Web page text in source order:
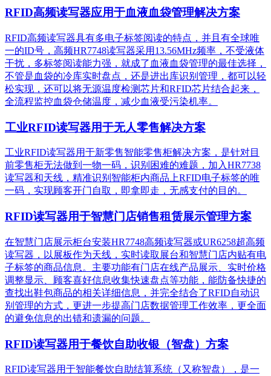
RFID高频读写器应用于血液血袋管理解决方案
RFID高频读写器具有多电子标签阅读的特点，并且有全球唯
一的ID号，高频HR7748读写器采用13.56MHz频率，不受液体
干扰，多标签阅读能力强，就成了血液血袋管理的最佳选择，
不管是血袋的冷库实时盘点，还是进出库识别管理，都可以轻
松实现，还可以将无源温度检测芯片和RFID芯片结合起来，
全流程监控血袋仓储温度，减少血液受污染机率。
工业RFID读写器用于无人零售解决方案
工业RFID读写器用于新零售智能零售柜解决方案，是针对目
前零售柜无法做到一物一码，识别困难的难题，加入HR7738
读写器和天线，精准识别​智能柜内商品上RFID电子标签的唯
一码，实现顾客开门自取，即拿即走，无感支付的目的。
RFID读写器用于智慧门店销售租赁展示管理方案
在智慧门店展示柜台安装HR7748高频读写器或UR6258超高频
读写器，以展板作为天线，实时读取展台和智慧门店内贴有电
子标签的商品信息。主要功能有门店在线产品展示、实时价格
调整显示、顾客喜好信息收集快速盘点等功能，能防备快捷的
查找出鞋包商品的相关详细信息，并完全结合了RFID自动识
别管理的方式，更进一步提高门店数据管理工作效率，更全面
的避免信息的出错和遗漏的问题。
RFID读写器用于餐饮自助收银（智盘）方案
RFID读写器用于智能餐饮自助结算系统（又称智盘），是一